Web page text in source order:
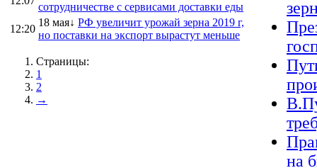
сотрудничестве с сервисами доставки еды
12:20
18 мая↓ РФ увеличит урожай зерна 2019 г,
но поставки на экспорт вырастут меньше
Страницы:
1
2
→
на